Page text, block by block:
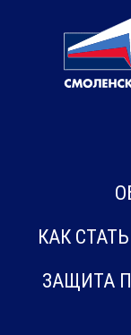
КАК
ЗАЩИТА